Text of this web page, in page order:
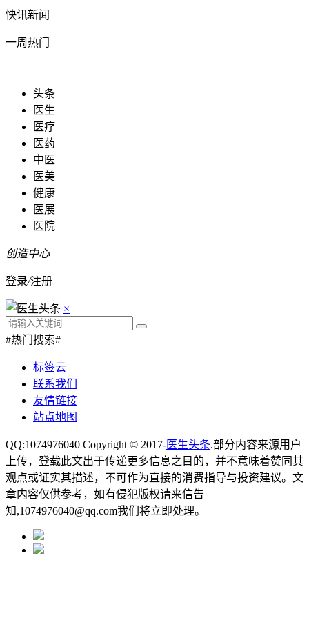
快讯新闻
一周热门
头条
医生
医疗
医药
中医
医美
健康
医展
医院
创造中心
登录/注册
×
#热门搜索#
标签云
联系我们
友情链接
站点地图
QQ:1074976040 Copyright © 2017-医生头条.部分内容来源用户
上传，登载此文出于传递更多信息之目的，并不意味着赞同其
观点或证实其描述，不可作为直接的消费指导与投资建议。文
章内容仅供参考，如有侵犯版权请来信告
知,1074976040@qq.com我们将立即处理。